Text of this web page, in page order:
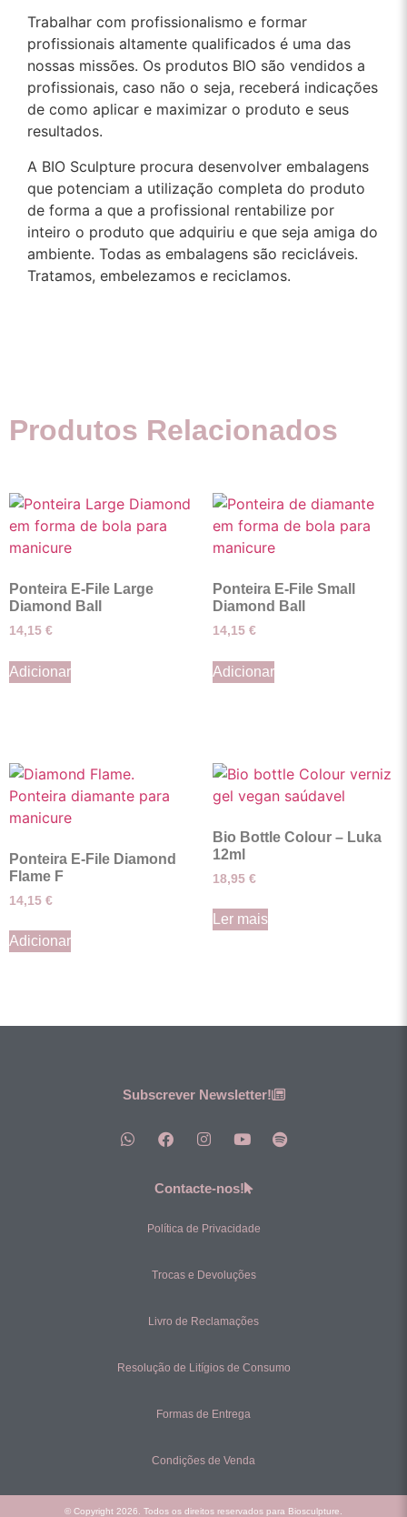
Trabalhar com profissionalismo e formar
profissionais altamente qualificados é uma das
nossas missões. Os produtos BIO são vendidos a
profissionais, caso não o seja, receberá indicações
de como aplicar e maximizar o produto e seus
resultados.
A BIO Sculpture procura desenvolver embalagens
que potenciam a utilização completa do produto
de forma a que a profissional rentabilize por
inteiro o produto que adquiriu e que seja amiga do
ambiente. Todas as embalagens são recicláveis.
Tratamos, embelezamos e reciclamos.
Produtos Relacionados
Ponteira E-File Large
Diamond Ball
14,15 €
Adicionar
Ponteira E-File Small
Diamond Ball
14,15 €
Adicionar
Ponteira E-File Diamond
Flame F
14,15 €
Adicionar
Bio Bottle Colour – Luka
12ml
18,95 €
Ler mais
Subscrever Newsletter!
Contacte-nos!
Política de Privacidade
Trocas e Devoluções
Livro de Reclamações
Resolução de Litígios de Consumo
Formas de Entrega
Condições de Venda
© Copyright 2026. Todos os direitos reservados para Biosculpture.